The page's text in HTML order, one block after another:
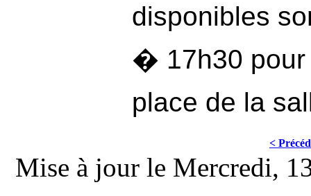
disponibles
� 17h30
place de la
<
Mise à jour le Mercredi,